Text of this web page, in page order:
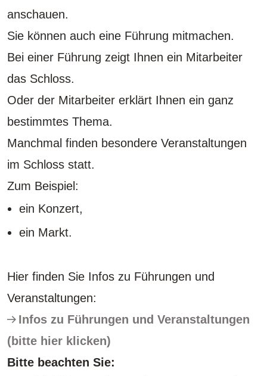
anschauen.
Sie können auch eine Führung mitmachen.
Bei einer Führung zeigt Ihnen ein Mitarbeiter
das Schloss.
Oder der Mitarbeiter erklärt Ihnen ein ganz
bestimmtes Thema.
Manchmal finden besondere Veranstaltungen
im Schloss statt.
Zum Beispiel:
ein Konzert,
ein Markt.
Hier finden Sie Infos zu Führungen und
Veranstaltungen:
Infos zu Führungen und Veranstaltungen
(bitte hier klicken)
Bitte beachten Sie: